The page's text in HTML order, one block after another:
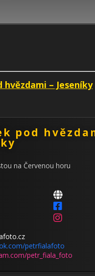
– Jeseníky
pod
na Červenou horu
petrfialafoto
petr_fiala_foto